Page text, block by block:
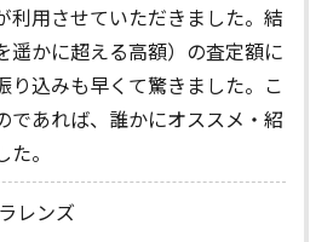
利用させていただきました。結
遥かに超える高額）の査定額に
り込みも早くて驚きました。こ
であれば、誰かにオススメ・紹
。
レンズ